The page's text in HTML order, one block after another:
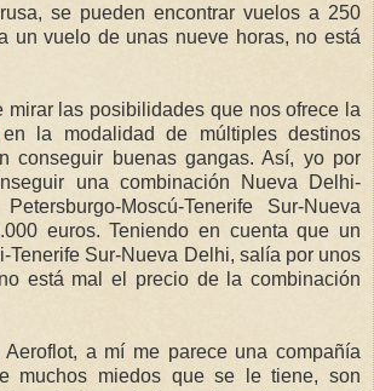
se pueden encontrar vuelos a 250
un vuelo de unas nueve horas, no está
mirar las posibilidades que nos ofrece la
la modalidad de múltiples destinos
conseguir buenas gangas. Así, yo por
una combinación Nueva Delhi-
Moscú-Tenerife Sur-Nueva
euros. Teniendo en cuenta que un
Tenerife Sur-Nueva Delhi, salía por unos
está mal el precio de la combinación
a mí me parece una compañía
muchos miedos que se le tiene, son